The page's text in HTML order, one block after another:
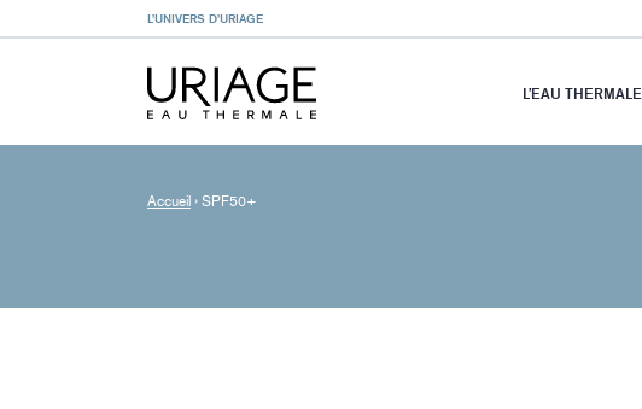
L’UNIVERS D’URIAGE
L’EAU THERMALE
Accueil › SPF50+